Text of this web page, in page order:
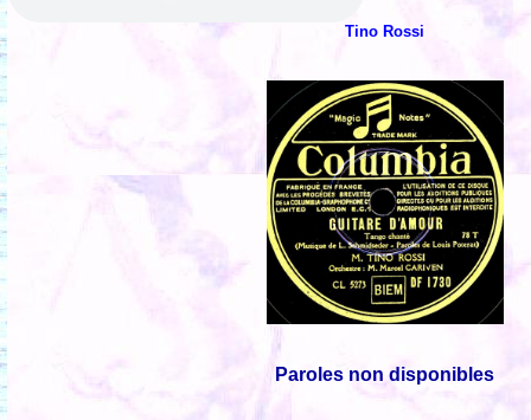
Tino Rossi
Paroles non disponibles